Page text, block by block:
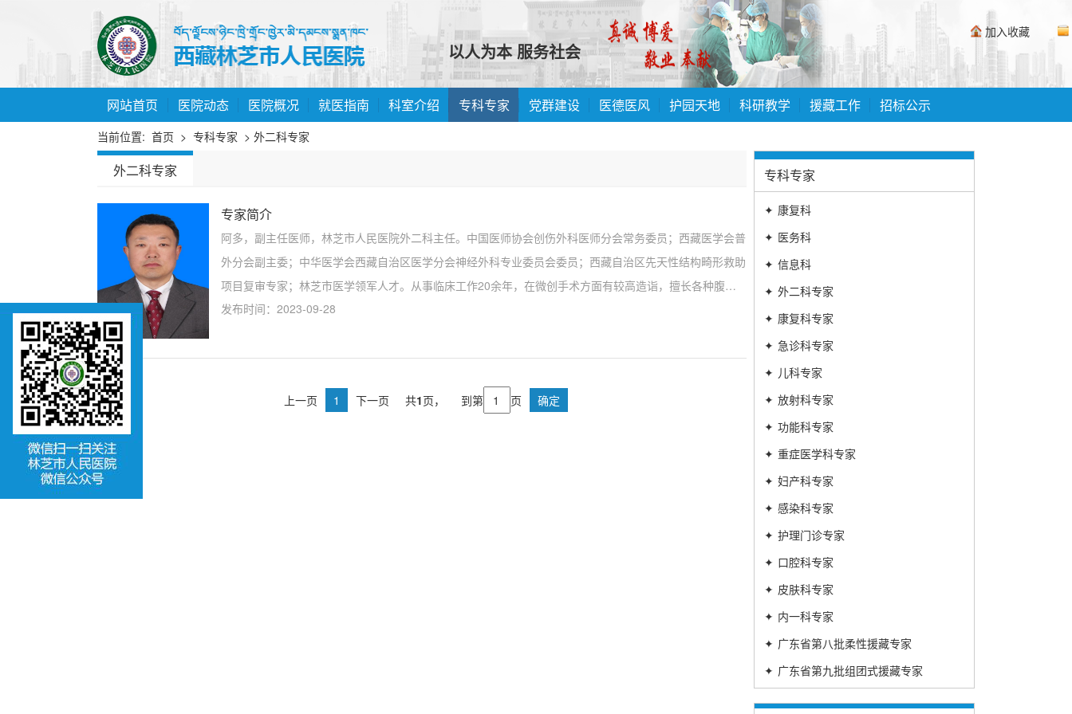
以人为本 服务社会
加入收藏
网站首页 医院动态 医院概况 就医指南 科室介绍 专科专家 党群建设 医德医风 护园天地 科研教学 援藏工作 招标公示
当前位置: 首页 > 专科专家 > 外二科专家
外二科专家
专家简介
阿多，副主任医师，林芝市人民医院外二科主任。中国医师协会创伤外科医师分会常务委员；西藏医学会普
外分会副主委；中华医学会西藏自治区医学分会神经外科专业委员会委员；西藏自治区先天性结构畸形救助
项目复审专家；林芝市医学领军人才。从事临床工作20余年，在微创手术方面有较高造诣，擅长各种腹腔
镜微创手术，擅长各类腹部外伤的救治，同时在神经外科方面有丰富的临床经...
发布时间：2023-09-28
上一页 1 下一页 共1页， 到第 页 确定
专科专家
✦ 康复科
✦ 医务科
✦ 信息科
✦ 外二科专家
✦ 康复科专家
✦ 急诊科专家
✦ 儿科专家
✦ 放射科专家
✦ 功能科专家
✦ 重症医学科专家
✦ 妇产科专家
✦ 感染科专家
✦ 护理门诊专家
✦ 口腔科专家
✦ 皮肤科专家
✦ 内一科专家
✦ 广东省第八批柔性援藏专家
✦ 广东省第九批组团式援藏专家